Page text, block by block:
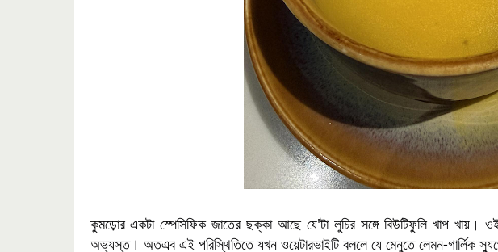
কুমড়োর একটা স্পেসিফিক জাতের ছক্কা আছে যে'টা লুচির সঙ্গে বিউটিফুলি খাপ খায়।
অভ্যস্ত। অতএব এই পরিস্থিতিতে যখন ওয়েটারভাইটি বললে যে মেনুতে লেমন-গার্লিক